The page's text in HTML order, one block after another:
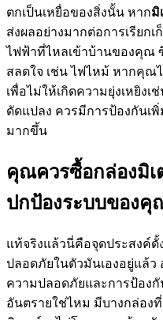
มิเตอร์จะไม่โดนความร้อน
คุณจะมั่นใจในความสมบูรณ์
เงินค่าไฟฟ้าของคุณ ซึ่งทำใ
ไฟฟ้าในปริมาณที่เหมาะสม
มิเตอร์ไฟฟ้าของคุณจะวัดป
กับบริษัทสาธารณูปโภค หน่
ส่วนนี้คุณต้องตรวจสอบให้แน่
ต้อง สิ่งนี้ยังใช้ได้เมื่อคุณเป
สิ่งนี้ อาจทำให้การอ่านค่าส
ถูกต้อง ในระดับหนึ่ง การทำ
เหตุการณ์ที่น่าสลดใจ เช่น
ทำความคุ้นเคย
สิ่งสำคัญในการให้